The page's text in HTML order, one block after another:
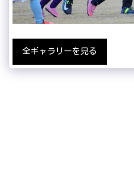
全ギャラリーを見る